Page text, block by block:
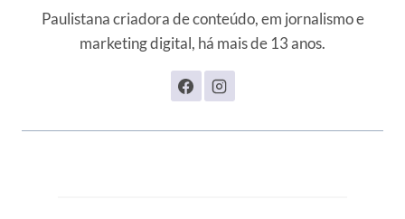
Paulistana criadora de conteúdo, em jornalismo e
marketing digital, há mais de 13 anos.